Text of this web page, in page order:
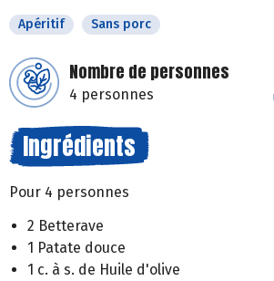
Apéritif Sans porc
Nombre de personnes
4 personnes
Ingrédients
Pour 4 personnes
2 Betterave
1 Patate douce
1 c. à s. de Huile d'olive